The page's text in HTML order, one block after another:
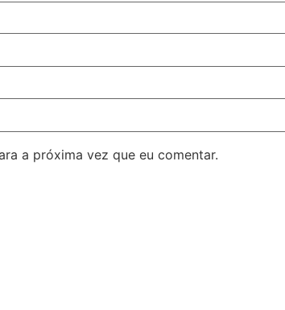
a próxima vez que eu comentar.